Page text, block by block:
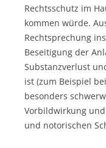
Rechtsschutz im
kommen würde.
Rechtsprechung
Beseitigung der
Substanzverlust
ist (zum Beispiel
besonders
Vorbildwirkung
und notorischen